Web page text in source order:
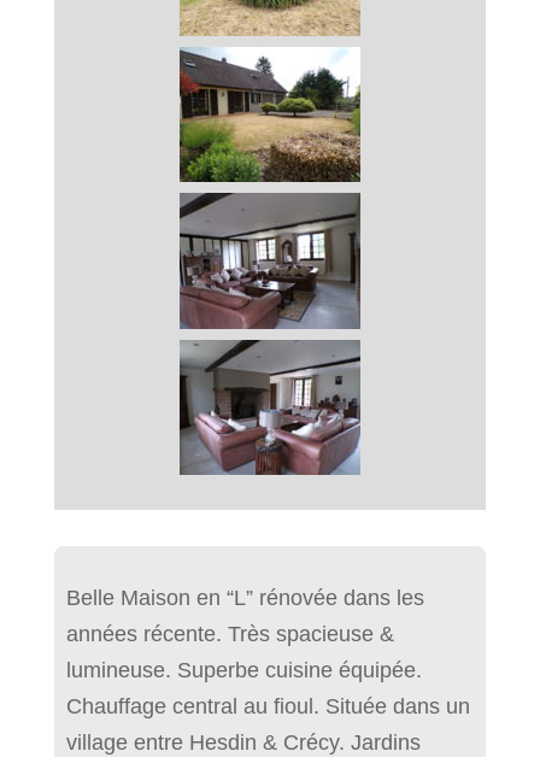
Belle Maison en “L” rénovée dans les
années récente. Très spacieuse &
lumineuse. Superbe cuisine équipée.
Chauffage central au fioul. Située dans un
village entre Hesdin & Crécy. Jardins